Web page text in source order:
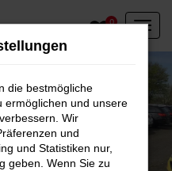
0
die bestmögliche
ermöglichen und unsere
Wir
und
und Statistiken nur,
geben. Wenn Sie zu